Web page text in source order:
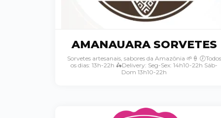
AMANAUARA SORVETES
Sorvetes artesanais, sabores da Amazônia 🌱🍦 🕖Todos
os dias: 13h-22h 🛵Delivery: Seg-Sex: 14h10-22h Sáb-
Dom 13h10-22h